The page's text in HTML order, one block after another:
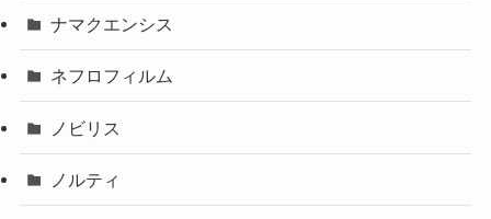
ナマクエンシス
ネフロフィルム
ノビリス
ノルティ